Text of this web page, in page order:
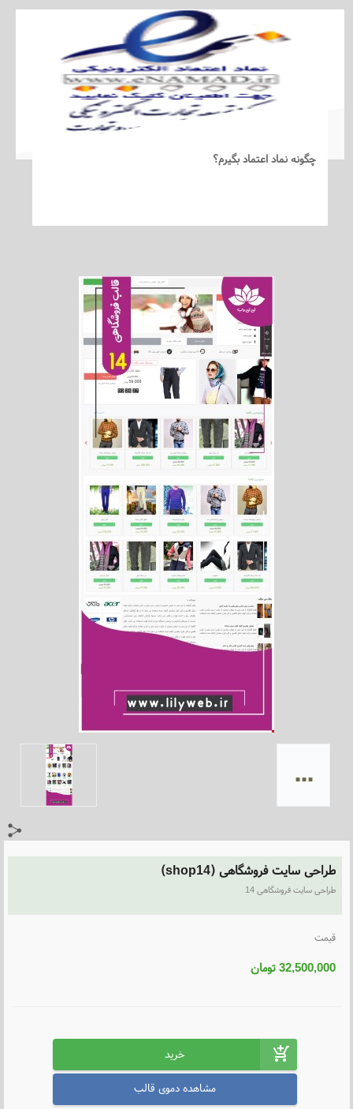
چگونه نماد اعتماد بگیرم؟
...
طراحی سایت فروشگاهی (shop14)
طراحی سایت فروشگاهی 14
قیمت
32,500,000تومان
مشاهده دموی قالب